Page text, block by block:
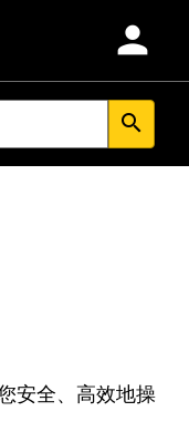
person
search
安全、高效地操